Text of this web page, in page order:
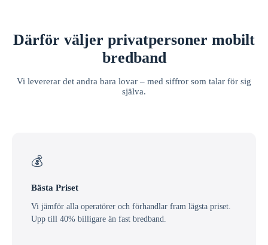
Därför väljer privatpersoner mobilt
bredband
Vi levererar det andra bara lovar – med siffror som talar för sig
själva.
💰
Bästa Priset
Vi jämför alla operatörer och förhandlar fram lägsta priset.
Upp till 40% billigare än fast bredband.